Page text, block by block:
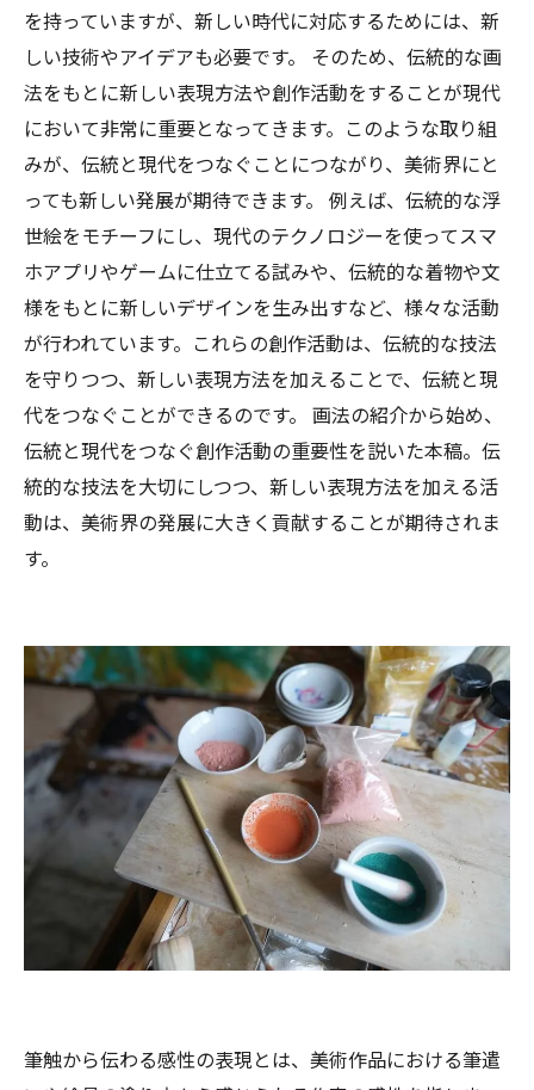
を持っていますが、新しい時代に対応するためには、新
しい技術やアイデアも必要です。 そのため、伝統的な画
法をもとに新しい表現方法や創作活動をすることが現代
において非常に重要となってきます。このような取り組
みが、伝統と現代をつなぐことにつながり、美術界にと
っても新しい発展が期待できます。 例えば、伝統的な浮
世絵をモチーフにし、現代のテクノロジーを使ってスマ
ホアプリやゲームに仕立てる試みや、伝統的な着物や文
様をもとに新しいデザインを生み出すなど、様々な活動
が行われています。これらの創作活動は、伝統的な技法
を守りつつ、新しい表現方法を加えることで、伝統と現
代をつなぐことができるのです。 画法の紹介から始め、
伝統と現代をつなぐ創作活動の重要性を説いた本稿。伝
統的な技法を大切にしつつ、新しい表現方法を加える活
動は、美術界の発展に大きく貢献することが期待されま
す。
筆触から伝わる感性の表現とは、美術作品における筆遣